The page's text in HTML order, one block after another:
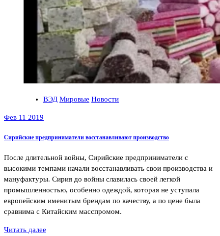
ВЭД Мировые Новости
Фев 11 2019
Сирийские предприниматели восстанавливают производство
После длительной войны, Сирийские предприниматели с
высокими темпами начали восстанавливать свои производства и
мануфактуры. Сирия до войны славилась своей легкой
промышленностью, особенно одеждой, которая не уступала
европейским именитым брендам по качеству, а по цене была
сравнима с Китайским масспромом.
Читать далее